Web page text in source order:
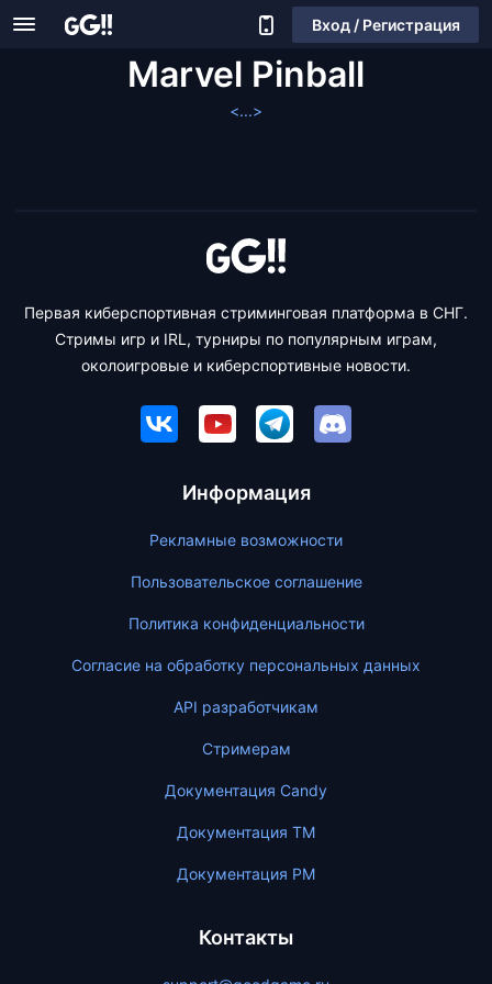
Вход / Регистрация
Marvel Pinball
<...>
Первая киберспортивная стриминговая платформа в СНГ.
Стримы игр и IRL, турниры по популярным играм,
околоигровые и киберспортивные новости.
Информация
Рекламные возможности
Пользовательское соглашение
Политика конфиденциальности
Согласие на обработку персональных данных
API разработчикам
Стримерам
Документация Candy
Документация ТМ
Документация PM
Контакты